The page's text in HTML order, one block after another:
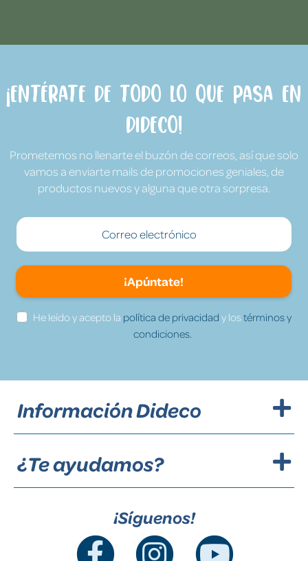
¡Entérate de todo lo que pasa en
Dideco!
Prometemos no llenarte el buzón de correos, así que solo
vamos a enviarte mails de promociones geniales, de
productos nuevos y alguna que otra sorpresa.
¡Apúntate!
He leído y acepto la política de privacidad y lostérminos y
condiciones.
Información Dideco
¿Te ayudamos?
¡Síguenos!